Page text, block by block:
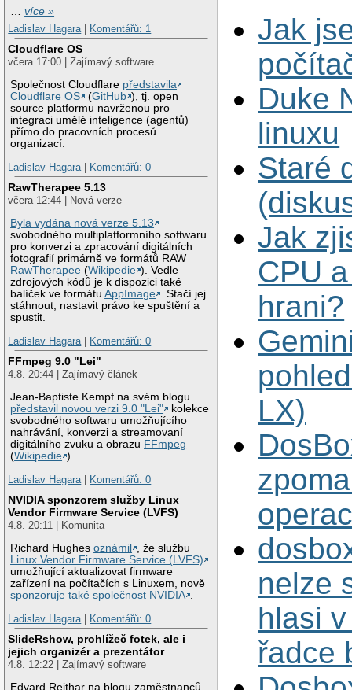
…více »
Ladislav Hagara
Komentářů: 1
Cloudflare OS
včera 17:00 | Zajímavý software
Společnost Cloudflare představila
Cloudflare OS
(GitHub ), tj. open
source platformu navrženou pro
integraci umělé inteligence (agentů)
přímo do pracovních procesů
organizací.
Ladislav Hagara
Komentářů: 0
RawTherapee 5.13
včera 12:44 | Nová verze
Byla vydána nová verze 5.13
svobodného multiplatformního softwaru
pro konverzi a zpracování digitálních
fotografií primárně ve formátů RAW
RawTherapee (Wikipedie ). Vedle
zdrojových kódů je k dispozici také
balíček ve formátuAppImage . Stačí jej
stáhnout, nastavit právo ke spuštění a
spustit.
Ladislav Hagara
Komentářů: 0
FFmpeg 9.0 "Lei"
4.8. 20:44 | Zajímavý článek
Jean-Baptiste Kempf na svém blogu
představil novou verzi 9.0 "Lei"
kolekce
svobodného softwaru umožňujícího
nahrávání, konverzi a streamovaní
digitálního zvuku a obrazu FFmpeg
(Wikipedie ).
Ladislav Hagara
Komentářů: 0
NVIDIA sponzorem služby Linux
Vendor Firmware Service (LVFS)
4.8. 20:11 | Komunita
Richard Hughesoznámil
, že službu
Linux Vendor Firmware Service (LVFS)
umožňující aktualizovat firmware
zařízení na počítačích s Linuxem, nově
sponzoruje také společnost NVIDIA .
Ladislav Hagara | Komentářů: 0
SlideRshow, prohlížeč fotek, ale i
jejich organizér a prezentátor
4.8. 12:22 | Zajímavý software
Edvard Rejthar na blogu zaměstnanců
Jak
Duke
linuxu
Staré
Jak
CPU
hrani?
LX)
nelze
hlasi
řadce